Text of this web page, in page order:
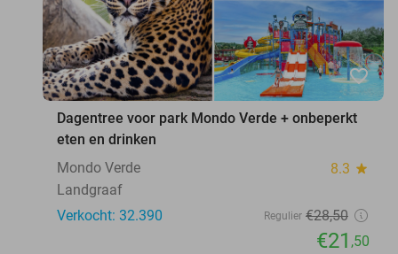
favorite_border
Dagentree voor park Mondo Verde + onbeperkt
eten en drinken
Mondo Verde
8.3 star
Landgraaf
Verkocht: 32.390
Regulier €28,50
€21 ,50